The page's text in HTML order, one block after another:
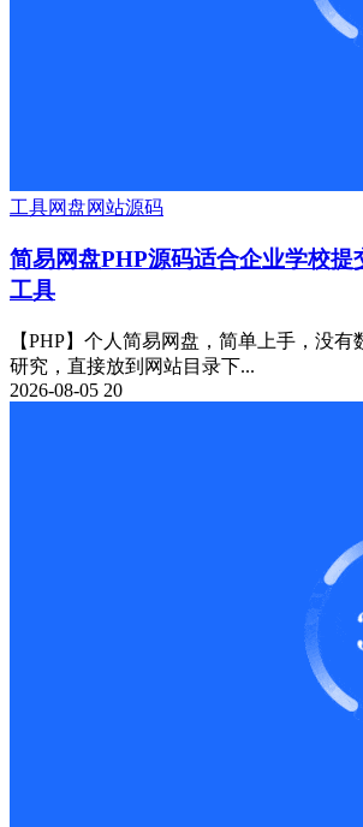
工具网盘网站源码
简易网盘PHP源码适合企业学校提
工具
【PHP】个人简易网盘，简单上手，没
研究，直接放到网站目录下...
2026-08-05 20